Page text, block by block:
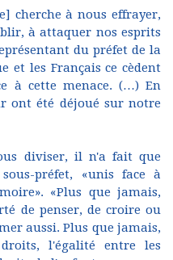
cherche à nous effrayer,
à attaquer nos esprits
du préfet de la
et les Français ce cèdent
à cette menace. (…) En
ont été déjoué sur notre
diviser, il n'a fait que
préfet, «unis face à
«Plus que jamais,
de penser, de croire ou
aussi. Plus que jamais,
l'égalité entre les